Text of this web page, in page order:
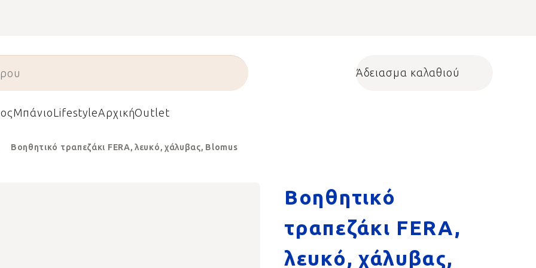
Shopping cart
Άδειασμα καλαθιού
ΜπάνιοLifestyleΑρχικήOutlet
Βοηθητικό τραπεζάκι FERA, λευκό, χάλυβας, Blomus
Βοηθητικό
τραπεζάκι FERA,
λευκό, χάλυβας,